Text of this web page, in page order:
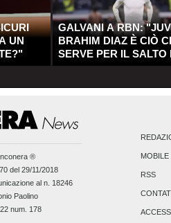
UN
GALVANI A RBN:
BRAHIM DIAZ È CIÒ
SERVE PER IL SALTO
QUALITÀ"
®
del 29/11/2018
al n. 18246
Paolino
num. 178
MOBILE
RSS